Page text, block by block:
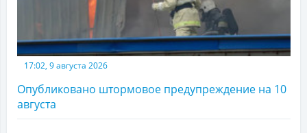
17:02, 9 августа 2026
Опубликовано штормовое предупреждение на 10
августа